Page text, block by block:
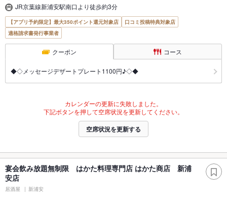
JR京葉線新浦安駅南口より徒歩約3分
【アプリ予約限定】最大350ポイント還元対象店
口コミ投稿特典対象店
適格請求書発行事業者
クーポン コース
◆◇メッセージデザートプレート1100円♪◇◆
カレンダーの更新に失敗しました。
下記ボタンを押して空席状況を更新してください。
空席状況を更新する
宴会飲み放題無制限 はかた料理専門店 はかた商店 新浦
安店
居酒屋 新浦安